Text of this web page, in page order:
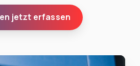
jetzt erfassen